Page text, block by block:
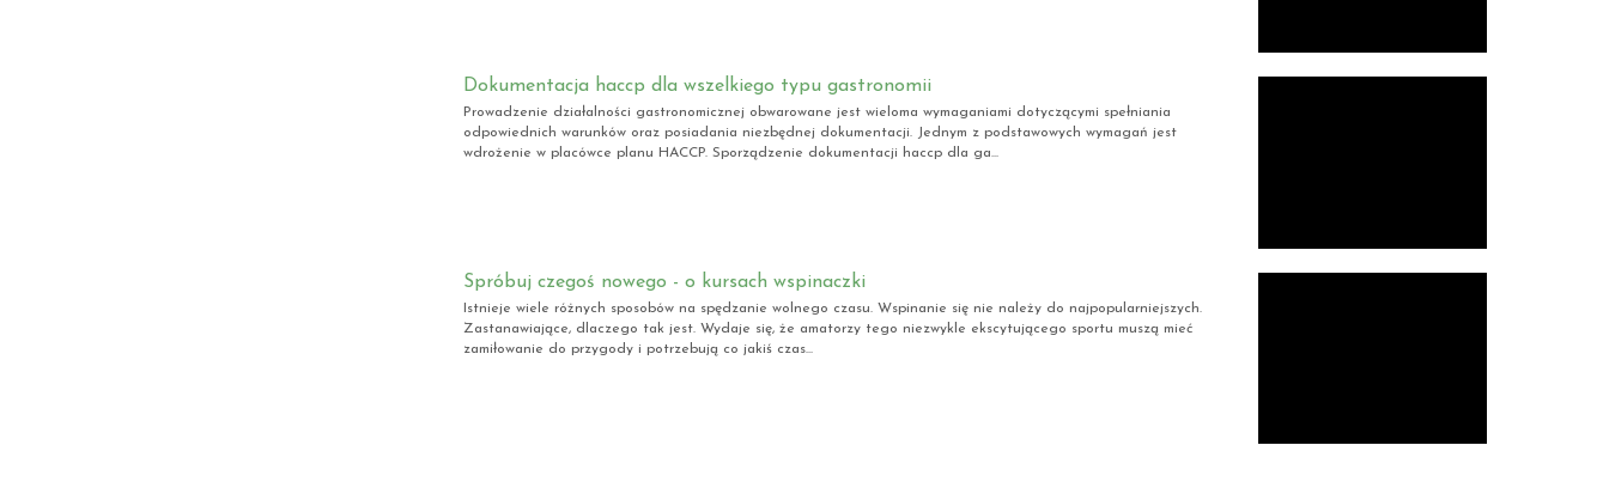
Dokumentacja haccp dla wszelkiego typu gastronomii
Prowadzenie działalności gastronomicznej obwarowane jest wieloma wymaganiami dotyczącymi spełniania
odpowiednich warunków oraz posiadania niezbędnej dokumentacji. Jednym z podstawowych wymagań jest
wdrożenie w placówce planu HACCP. Sporządzenie dokumentacji haccp dla ga...
Spróbuj czegoś nowego - o kursach wspinaczki
Istnieje wiele różnych sposobów na spędzanie wolnego czasu. Wspinanie się nie należy do najpopularniejszych.
Zastanawiające, dlaczego tak jest. Wydaje się, że amatorzy tego niezwykle ekscytującego sportu muszą mieć
zamiłowanie do przygody i potrzebują co jakiś czas...